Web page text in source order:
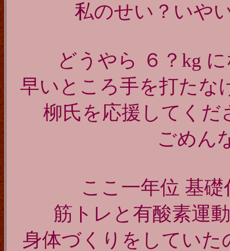
私のせい？い
どうやら ６？kg
早いところ手を打たな
柳氏を応援してくだ
ごめん
ここ一年位 基
筋トレと有酸素運
身体づくりをしてい